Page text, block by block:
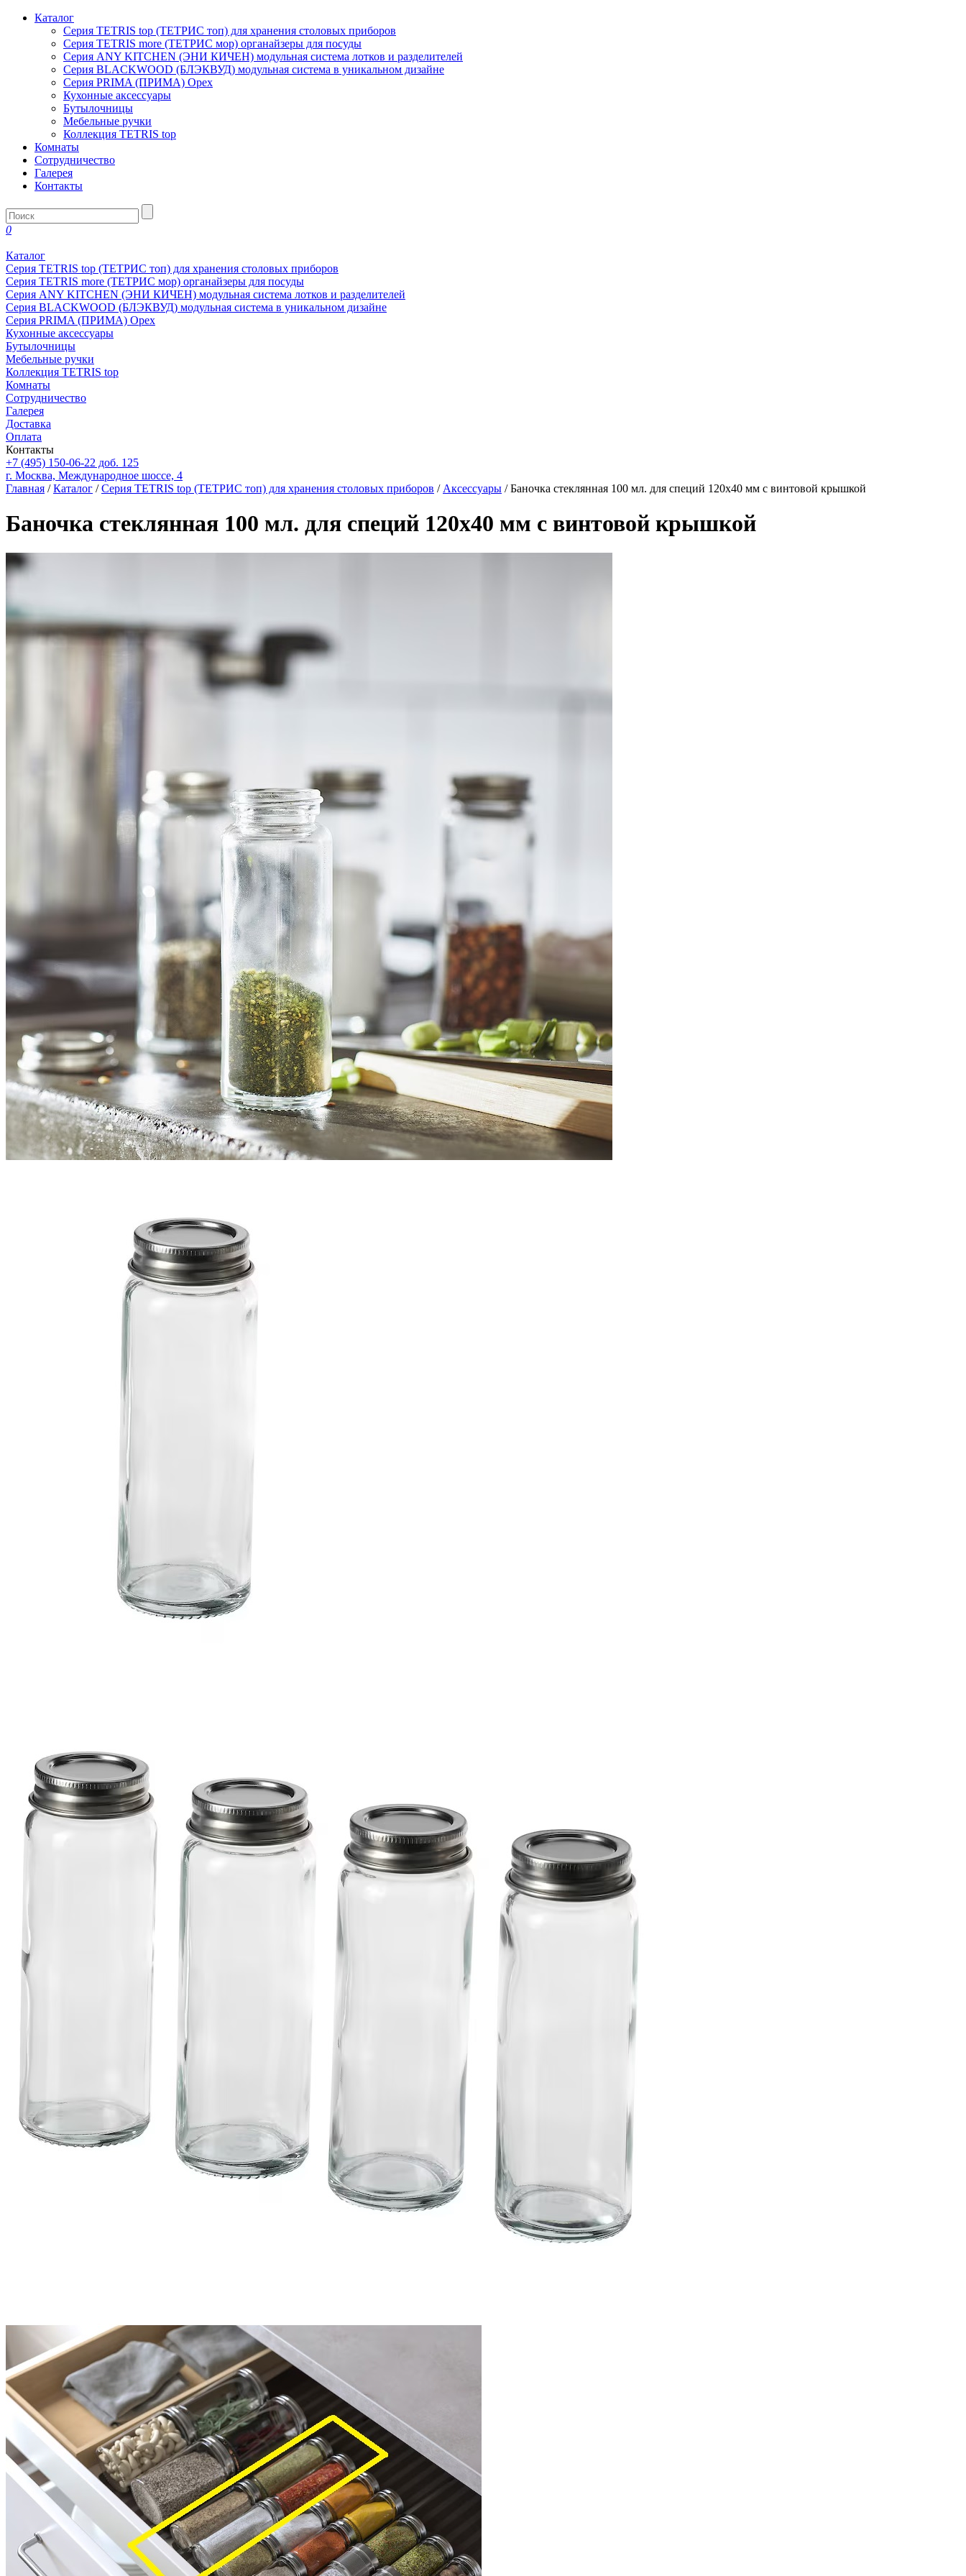
Каталог
Серия TETRIS top (ТЕТРИС топ) для хранения столовых приборов
Серия TETRIS more (ТЕТРИС мор) органайзеры для посуды
Серия ANY KITCHEN (ЭНИ КИЧЕН) модульная система лотков и разделителей
Серия BLACKWOOD (БЛЭКВУД) модульная система в уникальном дизайне
Серия PRIMA (ПРИМА) Орех
Кухонные аксессуары
Бутылочницы
Мебельные ручки
Коллекция TETRIS top
Комнаты
Сотрудничество
Галерея
Контакты
0
Каталог
Серия TETRIS top (ТЕТРИС топ) для хранения столовых приборов
Серия TETRIS more (ТЕТРИС мор) органайзеры для посуды
Серия ANY KITCHEN (ЭНИ КИЧЕН) модульная система лотков и разделителей
Серия BLACKWOOD (БЛЭКВУД) модульная система в уникальном дизайне
Серия PRIMA (ПРИМА) Орех
Кухонные аксессуары
Бутылочницы
Мебельные ручки
Коллекция TETRIS top
Комнаты
Сотрудничество
Галерея
Доставка
Оплата
Контакты
+7 (495) 150-06-22 доб. 125
г. Москва, Международное шоссе, 4
Главная /Каталог /Серия TETRIS top (ТЕТРИС топ) для хранения столовых приборов / Аксессуары / Баночка стеклянная 100 мл. для специй 120х40 мм с винтовой крышкой
Баночка стеклянная 100 мл. для специй 120х40 мм с винтовой крышкой